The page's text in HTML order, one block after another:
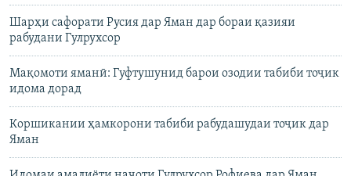
Шарҳи сафорати Русия дар Яман дар бораи қазияи
рабудани Гулрухсор
Мақомоти яманӣ: Гуфтушунид барои озодии табиби тоҷик
идома дорад
Коршикании ҳамкорони табиби рабудашудаи тоҷик дар
Яман